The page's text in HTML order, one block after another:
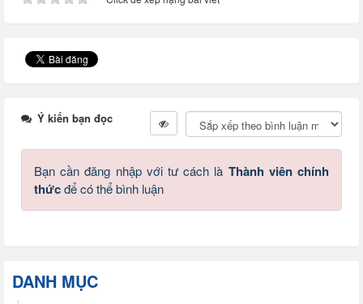
Ý kiến bạn đọc
Bạn cần đăng nhập với tư cách là Thành viên chính
thứcđể có thể bình luận
DANH MỤC